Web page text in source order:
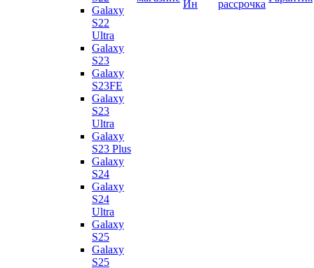
Galaxy
S22
Ultra
Galaxy
S23
Galaxy
S23FE
Galaxy
S23
Ultra
Galaxy
S23 Plus
Galaxy
S24
Galaxy
S24
Ultra
Galaxy
S25
Galaxy
S25
Ин
рассрочка